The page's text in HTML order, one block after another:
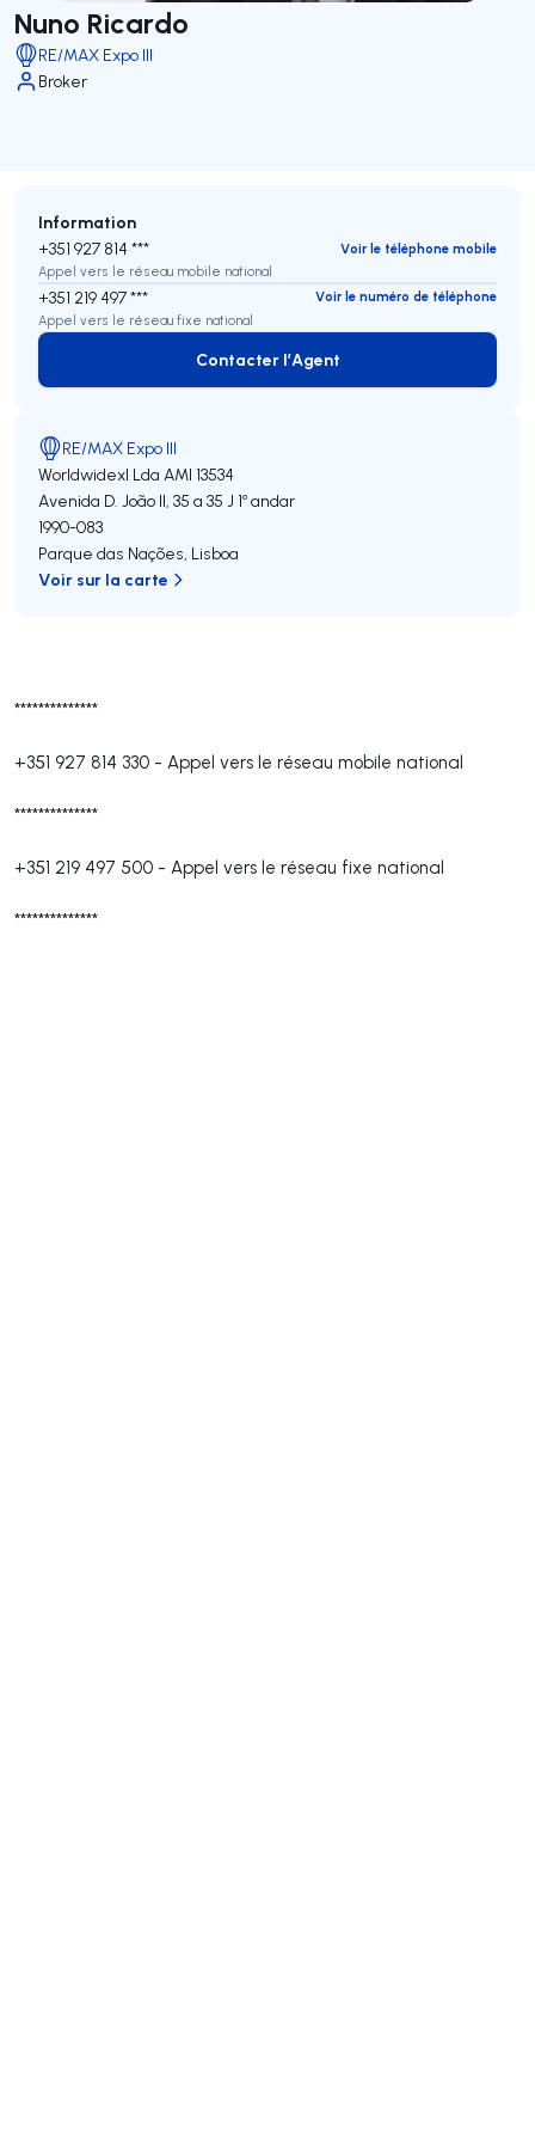
Nuno Ricardo
RE/MAX Expo III
Broker
**************
+351 927 814 330 - Appel vers le réseau mobile national
**************
+351 219 497 500 - Appel vers le réseau fixe national
**************
Information
+351 927 814 ***
Voir le téléphone mobile
Appel vers le réseau mobile national
+351 219 497 ***
Voir le numéro de téléphone
Appel vers le réseau fixe national
Contacter l’Agent
Contacter l’Agent
RE/MAX Expo III
Worldwidexl Lda AMI 13534
Avenida D. João II, 35 a 35 J 1º andar
1990-083
Parque das Nações, Lisboa
Voir sur la carte